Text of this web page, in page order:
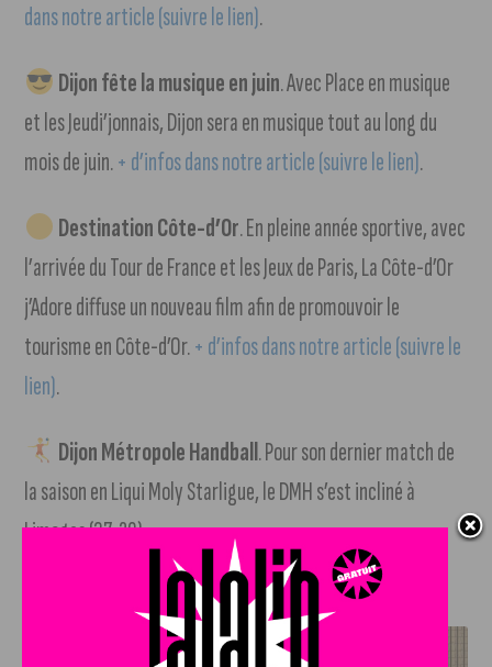
dans notre article (suivre le lien).
Dijon fête la musique en juin. Avec Place en musique
et les Jeudi’jonnais, Dijon sera en musique tout au long du
mois de juin.+ d’infos dans notre article (suivre le lien).
Destination Côte-d’Or. En pleine année sportive, avec
l’arrivée du Tour de France et les Jeux de Paris,La Côte-d’Or
j’Adorediffuse un nouveau film afin de promouvoir le
tourisme en Côte-d’Or.+ d’infos dans notre article (suivre le
lien).
Dijon Métropole Handball. Pour son dernier match de
la saison en Liqui Moly Starligue, le DMH s’est incliné à
Limoges (37-29).
J'AIME LE DFCO